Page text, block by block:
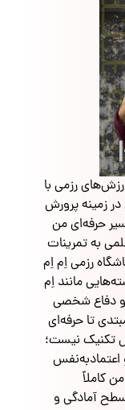
رزمی با
زمینه پرورش
حرفه‌ای من
به تمرینات
رزمی اِم اِم
مانند اِم
و دفاع شخصی
تا حرفه‌ای
تکنیک نیست؛
اعتمادبه‌نفس
کاملاً
آمادگی و